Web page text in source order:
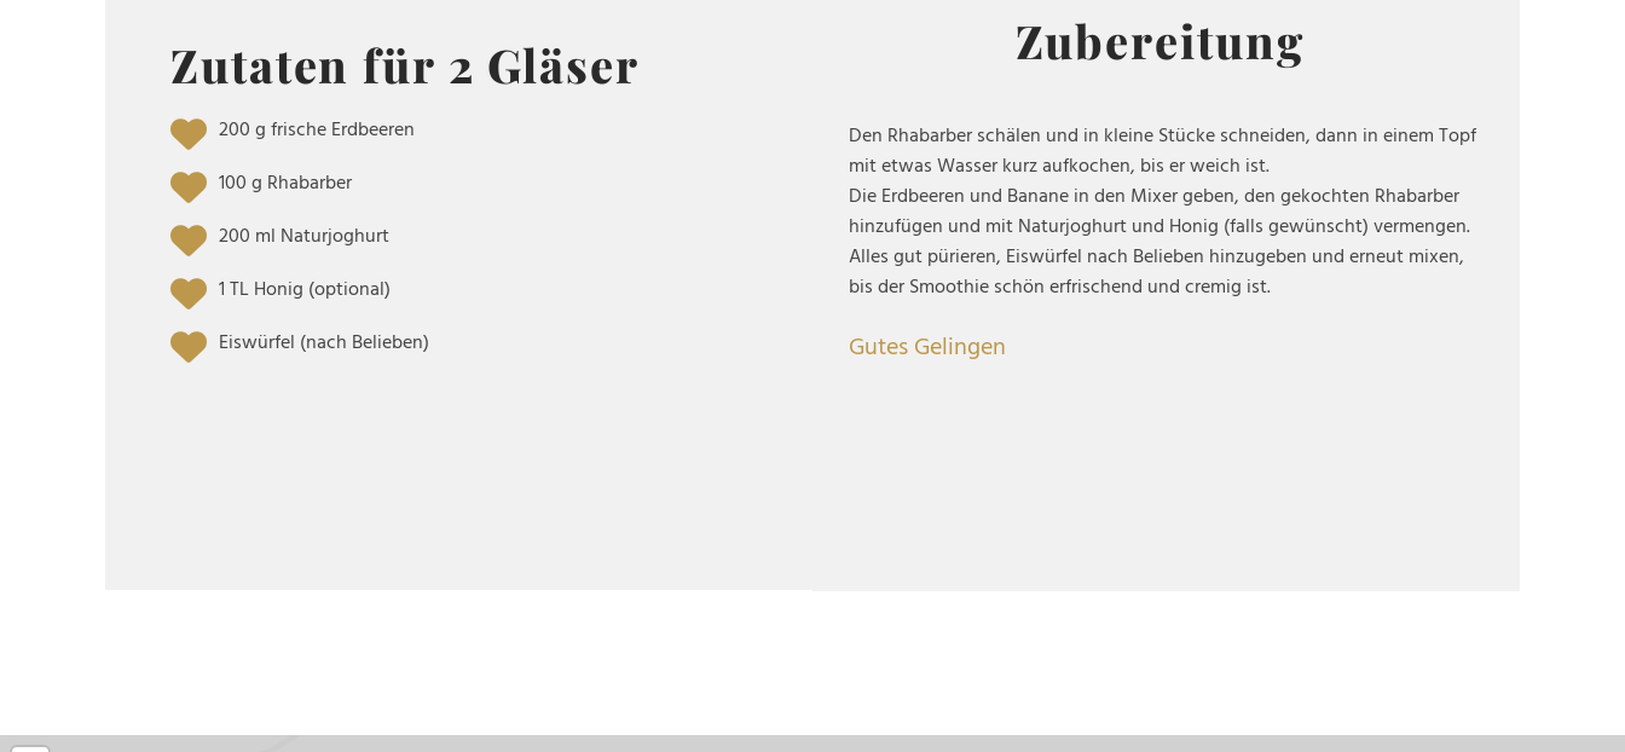
Zutaten für 2 Gläser
200 g frische Erdbeeren
100 g Rhabarber
200 ml Naturjoghurt
1 TL Honig (optional)
Eiswürfel (nach Belieben)
Zubereitung
Den Rhabarber schälen und in kleine Stücke schneiden, dann in einem Topf
mit etwas Wasser kurz aufkochen, bis er weich ist.
Die Erdbeeren und Banane in den Mixer geben, den gekochten Rhabarber
hinzufügen und mit Naturjoghurt und Honig (falls gewünscht) vermengen.
Alles gut pürieren, Eiswürfel nach Belieben hinzugeben und erneut mixen,
bis der Smoothie schön erfrischend und cremig ist.
Gutes Gelingen